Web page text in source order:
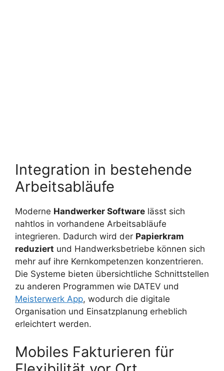
Integration in bestehende
Arbeitsabläufe
Moderne Handwerker Software lässt sich
nahtlos in vorhandene Arbeitsabläufe
integrieren. Dadurch wird der Papierkram
reduziert und Handwerksbetriebe können sich
mehr auf ihre Kernkompetenzen konzentrieren.
Die Systeme bieten übersichtliche Schnittstellen
zu anderen Programmen wie DATEV und
Meisterwerk App, wodurch die digitale
Organisation und Einsatzplanung erheblich
erleichtert werden.
Mobiles Fakturieren für